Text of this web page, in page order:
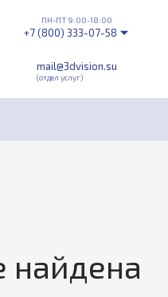
mail@3dvision.su
(отдел услуг)
ПН-ПТ 9:00-18:00
+7 (800) 333-07-58
найдена